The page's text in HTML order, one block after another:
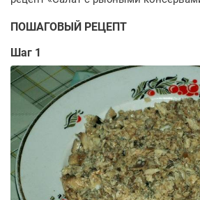
ПОШАГОВЫЙ РЕЦЕПТ
Шаг 1